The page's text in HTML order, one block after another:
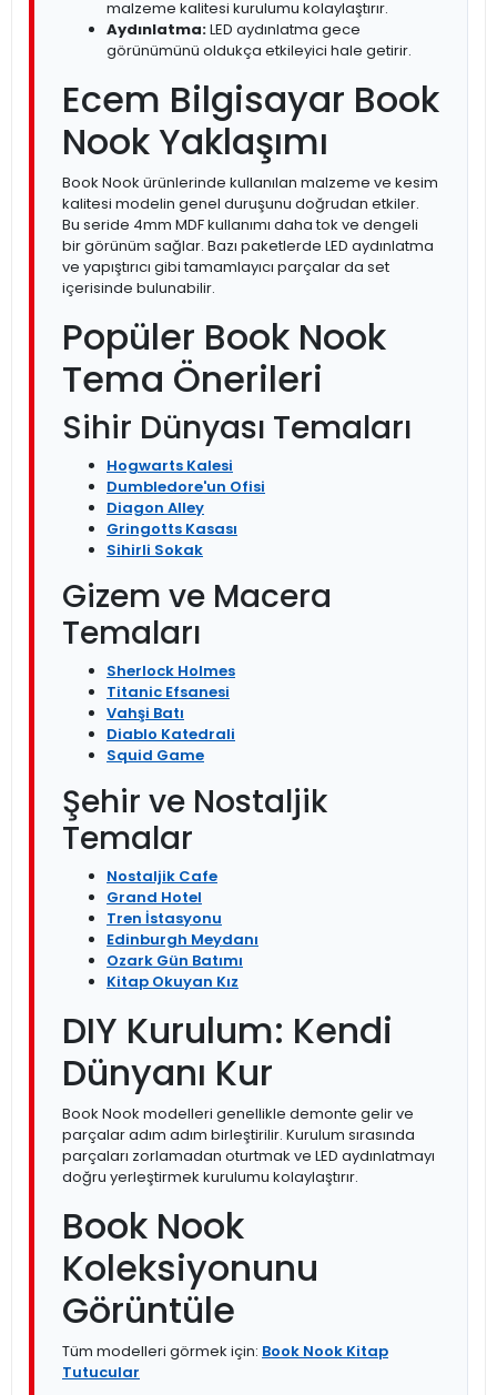
malzeme kalitesi kurulumu kolaylaştırır.
Aydınlatma:LED aydınlatma gece
görünümünü oldukça etkileyici hale getirir.
Ecem Bilgisayar Book
Nook Yaklaşımı
Book Nook ürünlerinde kullanılan malzeme ve kesim
kalitesi modelin genel duruşunu doğrudan etkiler.
Bu seride 4mm MDF kullanımı daha tok ve dengeli
bir görünüm sağlar. Bazı paketlerde LED aydınlatma
ve yapıştırıcı gibi tamamlayıcı parçalar da set
içerisinde bulunabilir.
Popüler Book Nook
Tema Önerileri
Sihir Dünyası Temaları
Hogwarts Kalesi
Dumbledore'un Ofisi
Diagon Alley
Gringotts Kasası
Sihirli Sokak
Gizem ve Macera
Temaları
Sherlock Holmes
Titanic Efsanesi
Vahşi Batı
Diablo Katedrali
Squid Game
Şehir ve Nostaljik
Temalar
Nostaljik Cafe
Grand Hotel
Tren İstasyonu
Edinburgh Meydanı
Ozark Gün Batımı
Kitap Okuyan Kız
DIY Kurulum: Kendi
Dünyanı Kur
Book Nook modelleri genellikle demonte gelir ve
parçalar adım adım birleştirilir. Kurulum sırasında
parçaları zorlamadan oturtmak ve LED aydınlatmayı
doğru yerleştirmek kurulumu kolaylaştırır.
Book Nook
Koleksiyonunu
Görüntüle
Tüm modelleri görmek için: Book Nook Kitap
Tutucular